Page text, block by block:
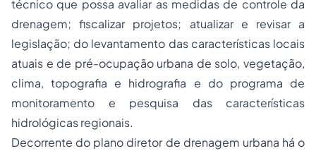
técnico que possa avaliar as medidas de controle da
drenagem; fiscalizar projetos; atualizar e revisar a
legislação; do levantamento das características locais
atuais e de pré-ocupação urbana de solo, vegetação,
clima, topografia e hidrografia e do programa de
monitoramento e pesquisa das características
hidrológicas regionais.
Decorrente do plano diretor de drenagem urbana há o